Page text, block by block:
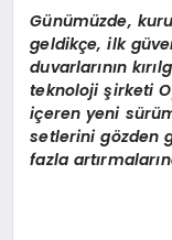
Günümüzde,
geldikçe, ilk
duvarlarının
teknoloji şirketi
içeren yeni
setlerini gözden
fazla